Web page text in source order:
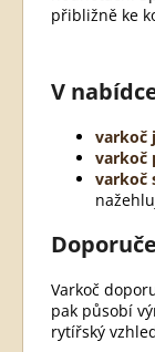
přibližně ke
V
varkoč
varkoč
varkoč
Varkoč
pak působí
rytířský